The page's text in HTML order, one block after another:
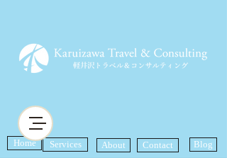
Home Services About Contact Blog